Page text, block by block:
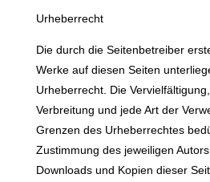
Urheberrecht
Die durch die Seitenbetreiber
Werke auf diesen Seiten
Urheberrecht. Die
Verbreitung und jede Art der
Grenzen des Urheberrechtes
Zustimmung des jeweiligen
Downloads und Kopien dieser